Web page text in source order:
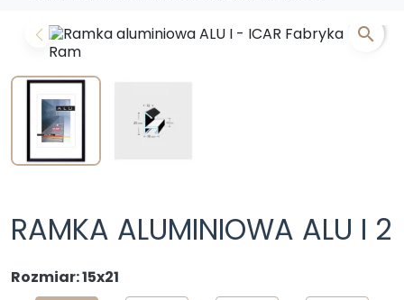
Previous Next
search
RAMKA ALUMINIOWA ALU I 2
Rozmiar: 15x21